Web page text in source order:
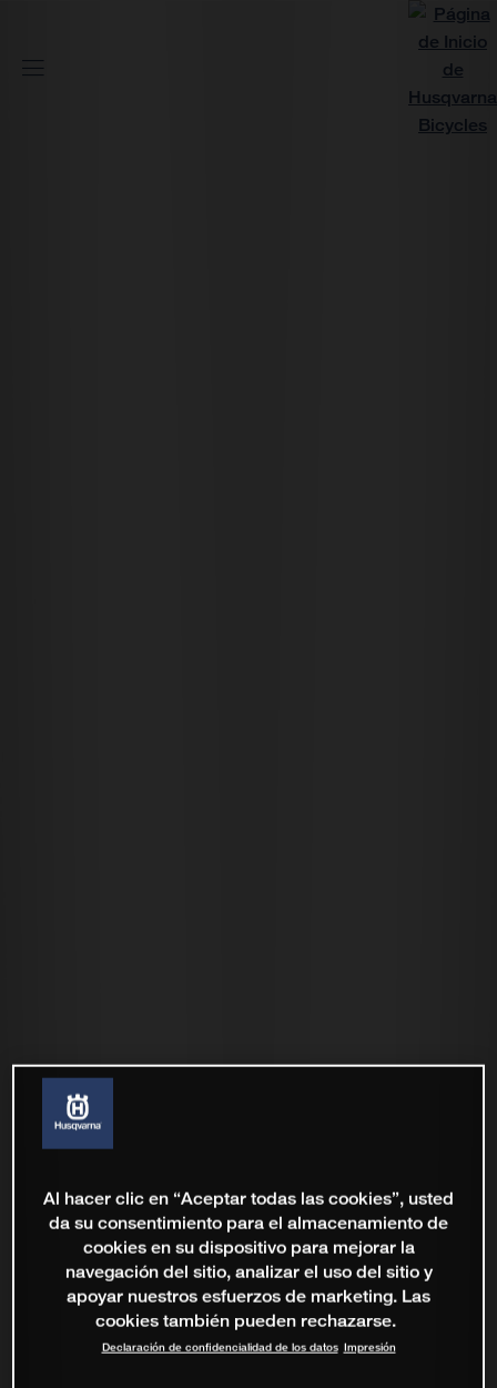
Al hacer clic en “Aceptar todas las cookies”, usted
da su consentimiento para el almacenamiento de
cookies en su dispositivo para mejorar la
navegación del sitio, analizar el uso del sitio y
apoyar nuestros esfuerzos de marketing. Las
cookies también pueden rechazarse.
Declaración de confidencialidad de los datos Impresión